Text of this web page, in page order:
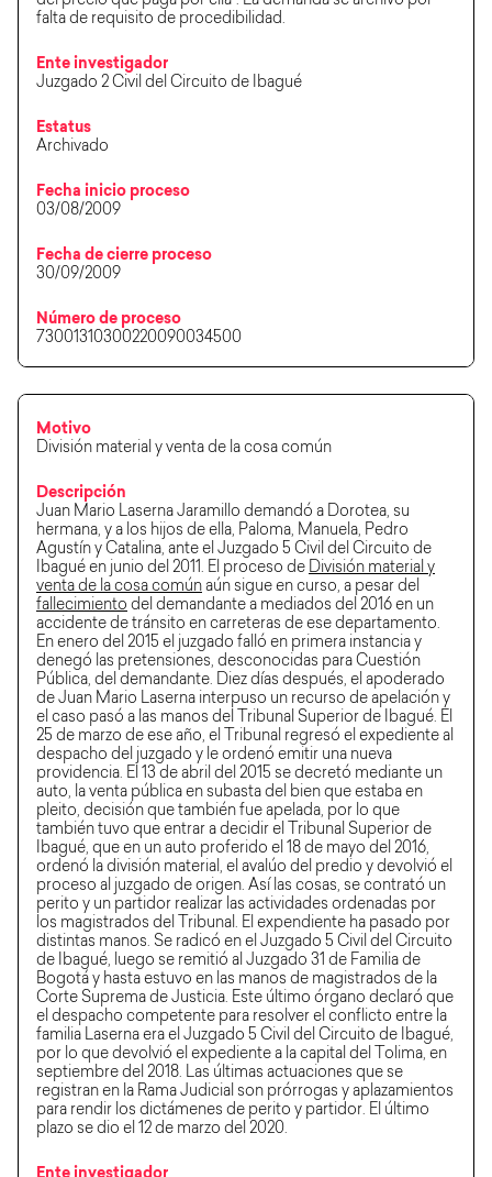
falta de requisito de procedibilidad.
Ente investigador
Juzgado 2 Civil del Circuito de Ibagué
Estatus
Archivado
Fecha inicio proceso
03/08/2009
Fecha de cierre proceso
30/09/2009
Número de proceso
73001310300220090034500
Motivo
División material y venta de la cosa común
Descripción
Juan Mario Laserna Jaramillo demandó a Dorotea, su
hermana, y a los hijos de ella, Paloma, Manuela, Pedro
Agustín y Catalina, ante el Juzgado 5 Civil del Circuito de
Ibagué en junio del 2011. El proceso de División material y
venta de la cosa común aún sigue en curso, a pesar del
fallecimiento del demandante a mediados del 2016 en un
accidente de tránsito en carreteras de ese departamento.
En enero del 2015 el juzgado falló en primera instancia y
denegó las pretensiones, desconocidas para Cuestión
Pública, del demandante. Diez días después, el apoderado
de Juan Mario Laserna interpuso un recurso de apelación y
el caso pasó a las manos del Tribunal Superior de Ibagué. El
25 de marzo de ese año, el Tribunal regresó el expediente al
despacho del juzgado y le ordenó emitir una nueva
providencia. El 13 de abril del 2015 se decretó mediante un
auto, la venta pública en subasta del bien que estaba en
pleito, decisión que también fue apelada, por lo que
también tuvo que entrar a decidir el Tribunal Superior de
Ibagué, que en un auto proferido el 18 de mayo del 2016,
ordenó la división material, el avalúo del predio y devolvió el
proceso al juzgado de origen. Así las cosas, se contrató un
perito y un partidor realizar las actividades ordenadas por
los magistrados del Tribunal. El expendiente ha pasado por
distintas manos. Se radicó en el Juzgado 5 Civil del Circuito
de Ibagué, luego se remitió al Juzgado 31 de Familia de
Bogotá y hasta estuvo en las manos de magistrados de la
Corte Suprema de Justicia. Este último órgano declaró que
el despacho competente para resolver el conflicto entre la
familia Laserna era el Juzgado 5 Civil del Circuito de Ibagué,
por lo que devolvió el expediente a la capital del Tolima, en
septiembre del 2018. Las últimas actuaciones que se
registran en la Rama Judicial son prórrogas y aplazamientos
para rendir los dictámenes de perito y partidor. El último
plazo se dio el 12 de marzo del 2020.